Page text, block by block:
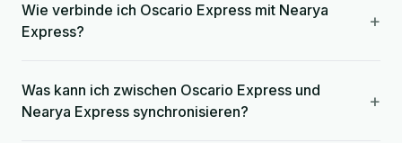
Wie verbinde ich Oscario Express mit Nearya
Express?
+
Was kann ich zwischen Oscario Express und
Nearya Express synchronisieren?
+